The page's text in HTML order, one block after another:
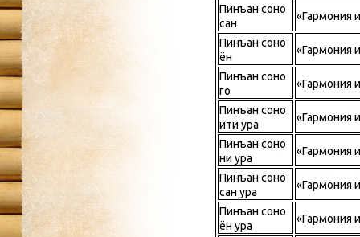
Пинъан соно
сан
«Гармония
Пинъан соно
ён
«Гармония
Пинъан соно
го
«Гармония
Пинъан соно
ити ура
«Гармония
Пинъан соно
ни ура
«Гармония
Пинъан соно
сан ура
«Гармония
Пинъан соно
ён ура
«Гармония